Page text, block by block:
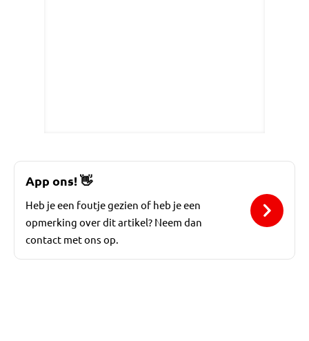
App ons!👋
Heb je een foutje gezien of heb je een
opmerking over dit artikel? Neem dan
contact met ons op.